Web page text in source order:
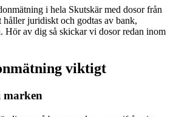
i hela Skutskär med dosor från
håller juridiskt och godtas av bank,
Hör av dig så skickar vi dosor redan inom
viktigt
marken